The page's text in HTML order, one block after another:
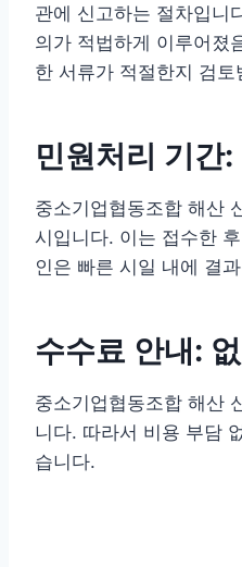
관에 신고하는 절차입니
의가 적법하게 이루어졌
한 서류가 적절한지 검토
민원처리 기간:
중소기업협동조합 해산
시입니다. 이는 접수한
인은 빠른 시일 내에 결
수수료 안내:
중소기업협동조합 해산
니다. 따라서 비용 부담
습니다.